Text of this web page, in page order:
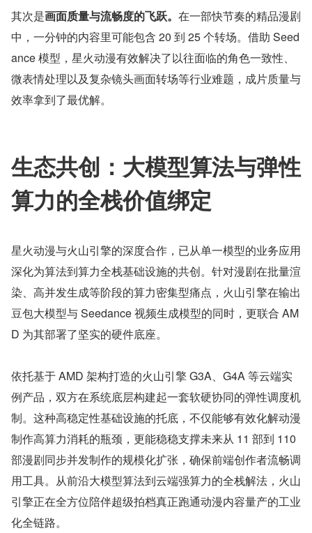
其次是画面质量与流畅度的飞跃。 在一部快节奏的精品漫剧
中，一分钟的内容里可能包含 20 到 25 个转场。借助 Seed
ance 模型，星火动漫有效解决了以往面临的角色一致性、
微表情处理以及复杂镜头画面转场等行业难题，成片质量与
效率拿到了最优解。
生态共创：大模型算法与弹性
算力的全栈价值绑定
星火动漫与火山引擎的深度合作，已从单一模型的业务应用
深化为算法到算力全栈基础设施的共创。针对漫剧在批量渲
染、高并发生成等阶段的算力密集型痛点，火山引擎在输出
豆包大模型与 Seedance 视频生成模型的同时，更联合 AM
D 为其部署了坚实的硬件底座。
依托基于 AMD 架构打造的火山引擎 G3A、G4A 等云端实
例产品，双方在系统底层构建起一套软硬协同的弹性调度机
制。这种高稳定性基础设施的托底，不仅能够有效化解动漫
制作高算力消耗的瓶颈，更能稳稳支撑未来从 11 部到 110
部漫剧同步并发制作的规模化扩张，确保前端创作者流畅调
用工具。从前沿大模型算法到云端强算力的全栈解法，火山
引擎正在全方位陪伴超级拍档真正跑通动漫内容量产的工业
化全链路。